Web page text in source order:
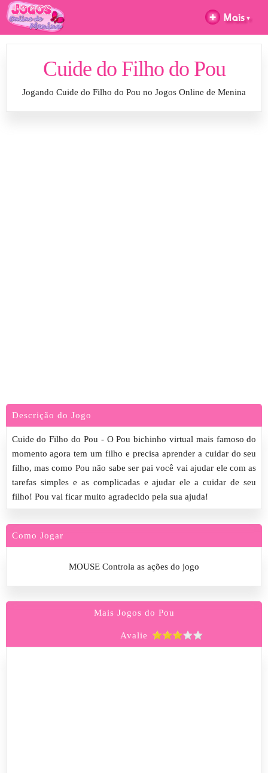
Cuide do Filho do Pou
Jogando Cuide do Filho do Pou no Jogos Online de Menina
Descrição do Jogo
Cuide do Filho do Pou - O Pou bichinho virtual mais famoso do
momento agora tem um filho e precisa aprender a cuidar do seu
filho, mas como Pou não sabe ser pai você vai ajudar ele com as
tarefas simples e as complicadas e ajudar ele a cuidar de seu
filho! Pou vai ficar muito agradecido pela sua ajuda!
Como Jogar
MOUSE Controla as ações do jogo
Mais Jogos do Pou
Avalie